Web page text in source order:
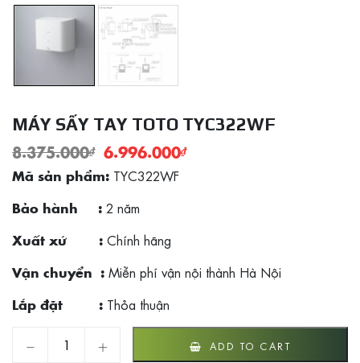
MÁY SẤY TAY TOTO TYC322WF
8.375.000₫ 6.996.000₫
Mã sản phẩm: TYC322WF
Bảo hành : 2 năm
Xuất xứ : Chính hãng
Vận chuyển : Miễn phí vận nội thành Hà Nội
Lắp đặt : Thỏa thuận
Máy sấy tay TOTO TYC322WF quantity
ADD TO CART